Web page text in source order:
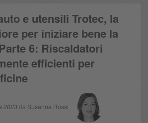
e utensili Trotec, la
per iniziare bene la
6: Riscaldatori
efficienti per
2023da Susanna Rossi